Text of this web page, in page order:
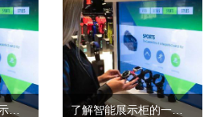
如何选择合格的展示柜，合格的展柜有哪些特点？ 了解智能展示柜的一般结构